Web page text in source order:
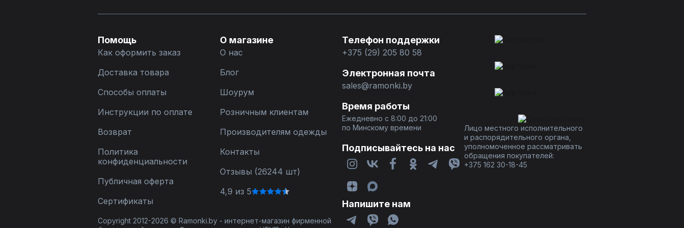
Помощь
Как оформить заказ
Доставка товара
Способы оплаты
Инструкции по оплате
Возврат
Политика
конфиденциальности
Публичная оферта
Сертификаты
О магазине
О нас
Блог
Шоурум
Розничным клиентам
Производителям одежды
Контакты
Отзывы (26244 шт)
4,9 из 5
Телефон поддержки
+375 (29) 205 80 58
Электронная почта
sales@ramonki.by
Время работы
Ежедневно с 8:00 до 21:00
по Минскому времени
Подписывайтесь на нас
Напишите нам
Лицо местного исполнительного
и распорядительного органа,
уполномоченное рассматривать
обращения покупателей:
+375 162 30-18-45
Copyright 2012-2026 © Ramonki.by - интернет-магазин фирменной